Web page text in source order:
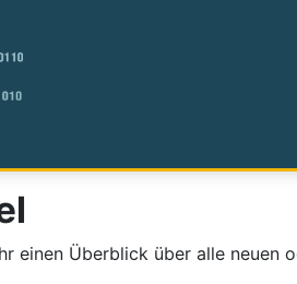
einen Überblick über alle